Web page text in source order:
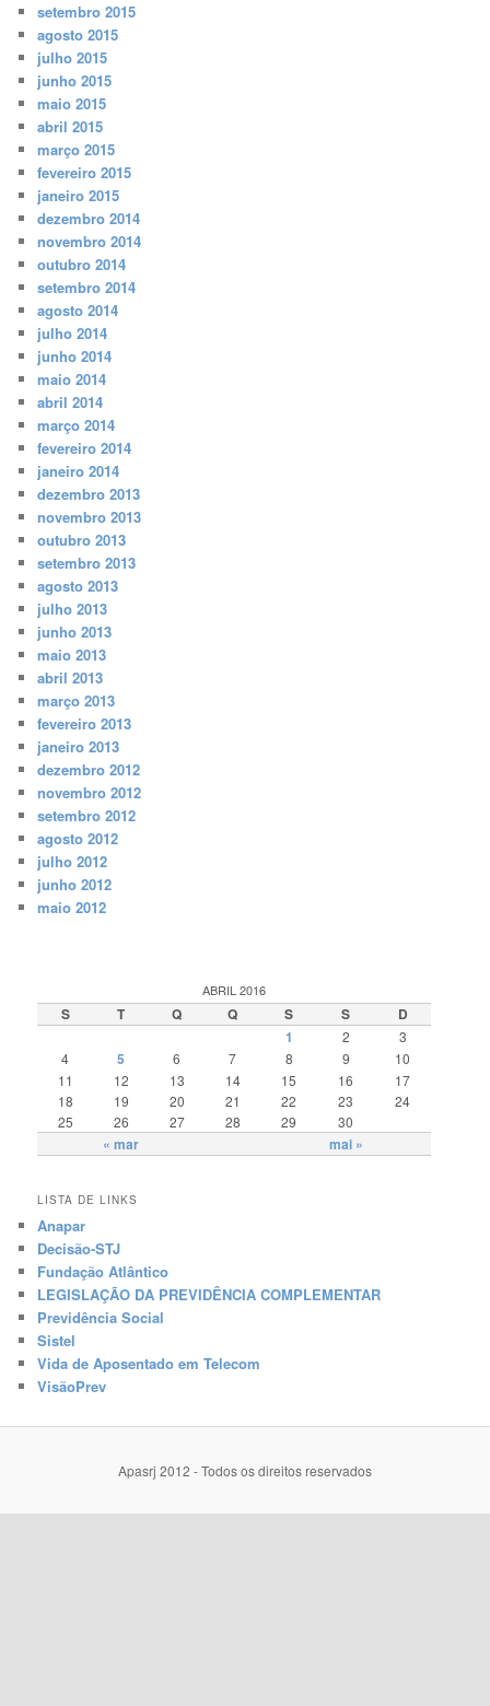
setembro 2015
agosto 2015
julho 2015
junho 2015
maio 2015
abril 2015
março 2015
fevereiro 2015
janeiro 2015
dezembro 2014
novembro 2014
outubro 2014
setembro 2014
agosto 2014
julho 2014
junho 2014
maio 2014
abril 2014
março 2014
fevereiro 2014
janeiro 2014
dezembro 2013
novembro 2013
outubro 2013
setembro 2013
agosto 2013
julho 2013
junho 2013
maio 2013
abril 2013
março 2013
fevereiro 2013
janeiro 2013
dezembro 2012
novembro 2012
setembro 2012
agosto 2012
julho 2012
junho 2012
maio 2012
ABRIL 2016
S T Q Q S S D
« mar mai »
1 2
3
4
5 6 7 8 9
10
11
12 13 14 15 16
17
18
19 20 21 22 23
24
25
26 27 28 29 30
LISTA DE LINKS
Anapar
Decisão-STJ
Fundação Atlântico
LEGISLAÇÃO DA PREVIDÊNCIA COMPLEMENTAR
Previdência Social
Sistel
Vida de Aposentado em Telecom
VisãoPrev
Apasrj 2012 - Todos os direitos reservados